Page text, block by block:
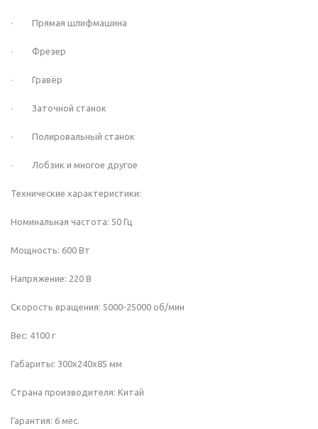
· Прямая шлифмашина
· Фрезер
· Гравёр
· Заточной станок
· Полировальный станок
· Лобзик и многое другое
Технические характеристики:
Номинальная частота: 50 Гц
Мощность: 600 Вт
Напряжение: 220 В
Скорость вращения: 5000-25000 об/мин
Вес: 4100 г
Габариты: 300х240х85 мм
Страна производителя: Китай
Гарантия: 6 мес.